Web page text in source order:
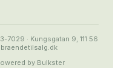
7029 · Kungsgatan 9, 111 56
by Bulkster